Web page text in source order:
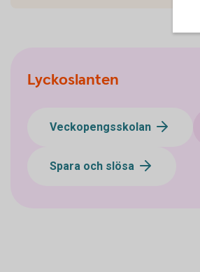
Lyckoslanten
Veckopengsskolan
Spara och slösa